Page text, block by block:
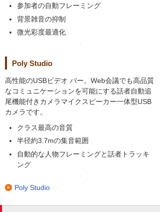
参加者の自動フレーミング
背景雑音の抑制
微光彩度最適化
Poly Studio
高性能のUSBビデオ バー。Web会議でも高品質
なコミュニケーションを可能にする話者自動追
尾機能付きカメラマイクスピーカー一体型USB
カメラです。
クラス最高の音質
半径約3.7mの集音範囲
自動的な人物フレーミングと話者トラッキ
ング
Poly Studio